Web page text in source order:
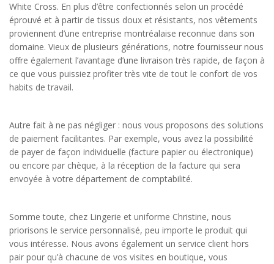
White Cross. En plus d’être confectionnés selon un procédé
éprouvé et à partir de tissus doux et résistants, nos vêtements
proviennent d’une entreprise montréalaise reconnue dans son
domaine. Vieux de plusieurs générations, notre fournisseur nous
offre également l’avantage d’une livraison très rapide, de façon à
ce que vous puissiez profiter très vite de tout le confort de vos
habits de travail.
Autre fait à ne pas négliger : nous vous proposons des solutions
de paiement facilitantes. Par exemple, vous avez la possibilité
de payer de façon individuelle (facture papier ou électronique)
ou encore par chèque, à la réception de la facture qui sera
envoyée à votre département de comptabilité.
Somme toute, chez Lingerie et uniforme Christine, nous
priorisons le service personnalisé, peu importe le produit qui
vous intéresse. Nous avons également un service client hors
pair pour qu’à chacune de vos visites en boutique, vous